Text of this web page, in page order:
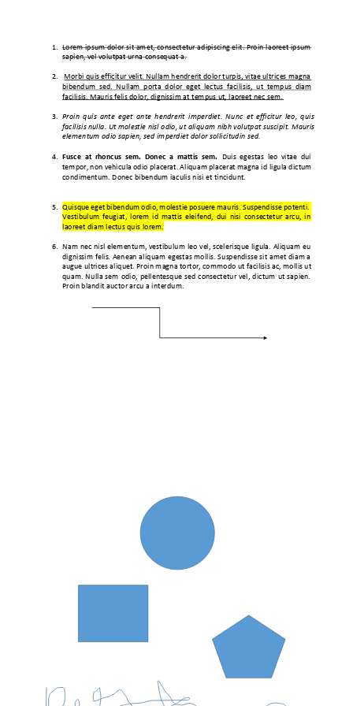
1. Lorem ipsum dolor sit amet, consectetur adipiscing elit. Proin laoreet ipsum
sapien, vel volutpat urna consequat a.
2.
Morbi quis efficitur velit. Nullam hendrerit dolor turpis, vitae ultrices magna
bibendum sed. Nullam porta dolor eget lectus facilisis, ut tempus diam
facilisis. Mauris felis dolor, dignissim at tempus ut, laoreet nec sem.
3.
Proin quis ante eget ante hendrerit imperdiet. Nunc et efficitur leo, quis
facilisis nulla. Ut molestie nisl odio, ut aliquam nibh volutpat suscipit. Mauris
elementum odio sapien, sed imperdiet dolor sollicitudin sed.
4. Fusce at rhoncus sem. Donec a mattis sem. Duis egestas leo vitae dui
tempor, non vehicula odio placerat. Aliquam placerat magna id ligula dictum
condimentum. Donec bibendum iaculis nisi et tincidunt.
5. Quisque eget bibendum odio, molestie posuere mauris. Suspendisse potenti.
Vestibulum feugiat, lorem id mattis eleifend, dui nisi consectetur arcu, in
laoreet diam lectus quis lorem.
6. Nam nec nisl elementum, vestibulum leo vel, scelerisque ligula. Aliquam eu
dignissim felis. Aenean aliquam egestas mollis. Suspendisse sit amet diam a
augue ultrices aliquet. Proin magna tortor, commodo ut facilisis ac, mollis ut
quam. Nulla sem odio, pellentesque sed consectetur vel, dictum ut sapien.
Proin blandit auctor arcu a interdum.